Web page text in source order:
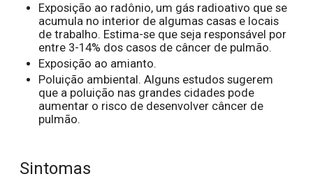
Exposição ao radônio, um gás radioativo que se
acumula no interior de algumas casas e locais
de trabalho. Estima-se que seja responsável por
entre 3-14% dos casos de câncer de pulmão.
Exposição ao amianto.
Poluição ambiental. Alguns estudos sugerem
que a poluição nas grandes cidades pode
aumentar o risco de desenvolver câncer de
pulmão.
Sintomas